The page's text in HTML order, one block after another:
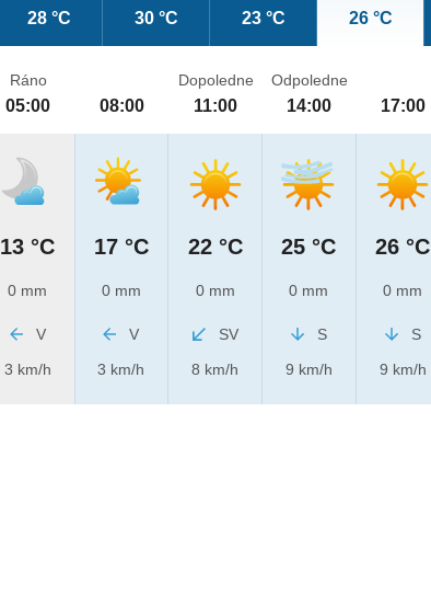
28 °C 30 °C 23 °C 26 °C
Ráno
05:00
13 °C
0 mm
V
3 km/h
08:00
17 °C
0 mm
V
3 km/h
Dopoledne
11:00
22 °C
0 mm
SV
8 km/h
Odpoledne
14:00
25 °C
0 mm
S
9 km/h
17:00
26 °C
0 mm
S
9 km/h